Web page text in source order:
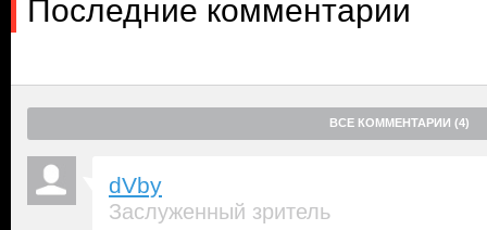
Последние комментарии
ВСЕ КОММЕНТАРИИ (4)
dVby
Заслуженный зритель